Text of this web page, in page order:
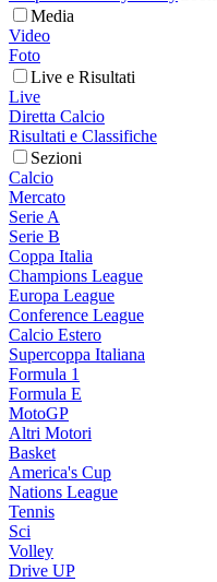
Media
Video
Foto
Live e Risultati
Live
Diretta Calcio
Risultati e Classifiche
Sezioni
Calcio
Mercato
Serie A
Serie B
Coppa Italia
Champions League
Europa League
Conference League
Calcio Estero
Supercoppa Italiana
Formula 1
Formula E
MotoGP
Altri Motori
Basket
America's Cup
Nations League
Tennis
Sci
Volley
Drive UP